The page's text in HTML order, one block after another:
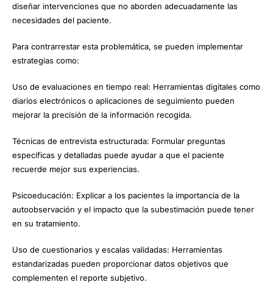
diseñar intervenciones que no aborden adecuadamente las
necesidades del paciente.
Para contrarrestar esta problemática, se pueden implementar
estrategias como:
Uso de evaluaciones en tiempo real: Herramientas digitales como
diarios electrónicos o aplicaciones de seguimiento pueden
mejorar la precisión de la información recogida.
Técnicas de entrevista estructurada: Formular preguntas
específicas y detalladas puede ayudar a que el paciente
recuerde mejor sus experiencias.
Psicoeducación: Explicar a los pacientes la importancia de la
autoobservación y el impacto que la subestimación puede tener
en su tratamiento.
Uso de cuestionarios y escalas validadas: Herramientas
estandarizadas pueden proporcionar datos objetivos que
complementen el reporte subjetivo.